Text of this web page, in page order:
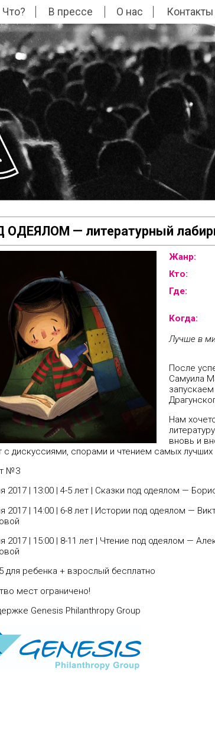
Что? В прессе О нас Контакты
ОДЕЯЛОМ — литературный
Жанр:
Кто:
Где:
Когда:
Лучше в
После
Самуила
Нам
вновь и
с дискуссиями, спорами и чтением самых
№3
2017 | 13:00 | 4-5 лет | Cказки под одеялом —
2017 | 14:00 | 6-8 лет | Истории под одеялом —
2017 | 15:00 | 8-11 лет | Чтение под одеялом —
для ребенка + взрослый бесплатно
мест ограничено!
Genesis Philanthropy Group